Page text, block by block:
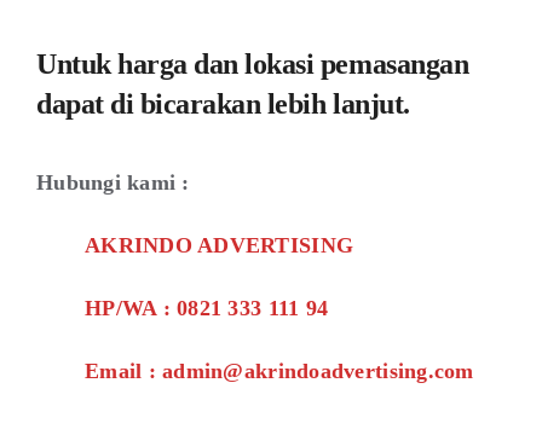
Untuk harga dan lokasi pemasangan
dapat di bicarakan lebih lanjut.
Hubungi kami :
AKRINDO ADVERTISING
HP/WA : 0821 333 111 94
Email : admin@akrindoadvertising.com